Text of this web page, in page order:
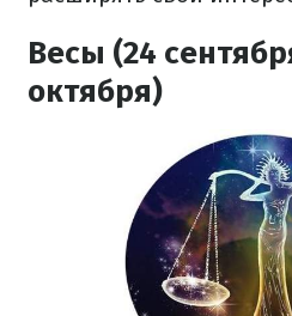
Весы (24
октября)